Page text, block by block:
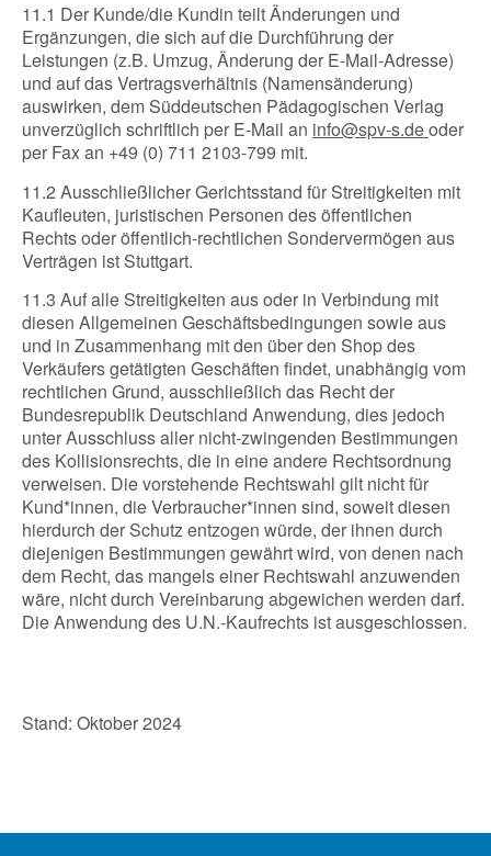
11.1 Der Kunde/die Kundin teilt Änderungen und
Ergänzungen, die sich auf die Durchführung der
Leistungen (z.B. Umzug, Änderung der E-Mail-Adresse)
und auf das Vertragsverhältnis (Namensänderung)
auswirken, dem Süddeutschen Pädagogischen Verlag
unverzüglich schriftlich per E-Mail an info@spv-s.deoder
per Fax an +49 (0) 711 2103-799 mit.
11.2 Ausschließlicher Gerichtsstand für Streitigkeiten mit
Kaufleuten, juristischen Personen des öffentlichen
Rechts oder öffentlich-rechtlichen Sondervermögen aus
Verträgen ist Stuttgart.
11.3 Auf alle Streitigkeiten aus oder in Verbindung mit
diesen Allgemeinen Geschäftsbedingungen sowie aus
und in Zusammenhang mit den über den Shop des
Verkäufers getätigten Geschäften findet, unabhängig vom
rechtlichen Grund, ausschließlich das Recht der
Bundesrepublik Deutschland Anwendung, dies jedoch
unter Ausschluss aller nicht-zwingenden Bestimmungen
des Kollisionsrechts, die in eine andere Rechtsordnung
verweisen. Die vorstehende Rechtswahl gilt nicht für
Kund*innen, die Verbraucher*innen sind, soweit diesen
hierdurch der Schutz entzogen würde, der ihnen durch
diejenigen Bestimmungen gewährt wird, von denen nach
dem Recht, das mangels einer Rechtswahl anzuwenden
wäre, nicht durch Vereinbarung abgewichen werden darf.
Die Anwendung des U.N.-Kaufrechts ist ausgeschlossen.
Stand: Oktober 2024